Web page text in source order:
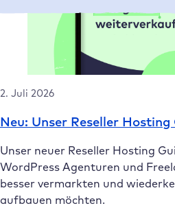
2. Juli 2026
Neu: Unser Reseller
Unser neuer Reseller Hosting
WordPress Agenturen und
besser vermarkten und
aufbauen möchten.